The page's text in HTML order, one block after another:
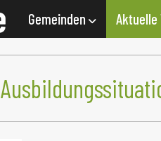
Gemeinden Aktuelle